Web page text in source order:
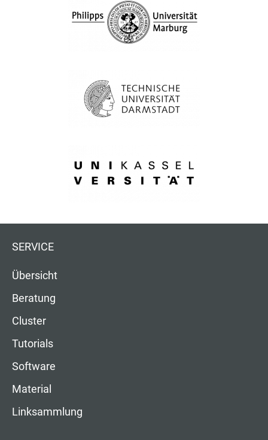
SERVICE
Übersicht
Beratung
Cluster
Tutorials
Software
Material
Linksammlung